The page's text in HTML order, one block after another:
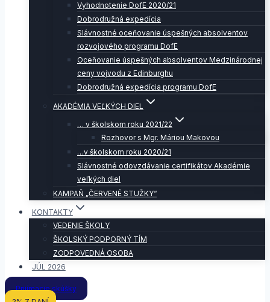
Vyhodnotenie DofE 2020/21
Dobrodružná expedícia
Slávnostné oceňovanie úspešných absolventov
rozvojového programu DofE
Oceňovanie úspešných absolventov Medzinárodnej
ceny vojvodu z Edinburghu
Dobrodružná expedícia programu DofE
AKADÉMIA VEĽKÝCH DIEL
… v školskom roku 2021/22
Rozhovor s Mgr. Máriou Makovou
…v školskom roku 2020/21
Slávnostné odovzdávanie certifikátov Akadémie
veľkých diel
KAMPAŇ „ČERVENÉ STUŽKY“
KONTAKTY
VEDENIE ŠKOLY
ŠKOLSKÝ PODPORNÝ TÍM
ZODPOVEDNÁ OSOBA
JÚL 2026
Prijímacie skúšky